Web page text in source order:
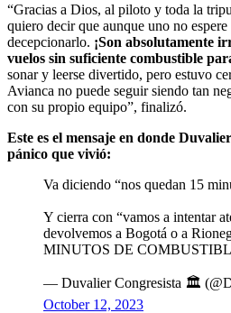
“Gracias a Dios, al piloto y toda la
quiero decir que aunque uno no
decepcionarlo. ¡Son absolutamente
vuelos sin suficiente combustible
sonar y leerse divertido, pero estuvo
Avianca no puede seguir siendo tan
con su propio equipo”, finalizó.
Este es el mensaje en donde
pánico que vivió:
Va diciendo “nos quedan 15
Y cierra con “vamos a intentar
devolvemos a Bogotá o a
MINUTOS DE
— Duvalier Congresista 🏛
October 12, 2023